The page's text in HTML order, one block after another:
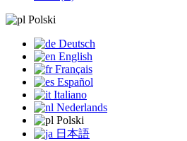
Polski
Deutsch
English
Français
Español
Italiano
Nederlands
Polski
日本語